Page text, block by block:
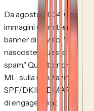
Da agosto 2024, Gmail
immagini dai mittenti
banner di avviso: "Le
nascoste. Questo
spam." Questo non è un
ML, sulla reputazione
SPF/DKIM/DMARC, sui
di engagement.